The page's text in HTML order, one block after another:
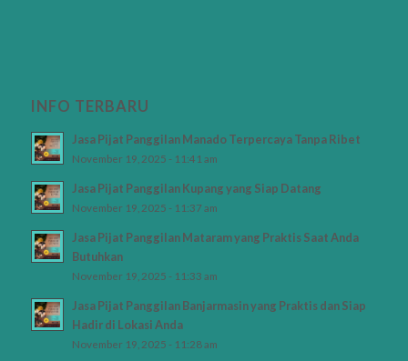
INFO TERBARU
Jasa Pijat Panggilan Manado Terpercaya Tanpa Ribet
November 19, 2025 - 11:41 am
Jasa Pijat Panggilan Kupang yang Siap Datang
November 19, 2025 - 11:37 am
Jasa Pijat Panggilan Mataram yang Praktis Saat Anda
Butuhkan
November 19, 2025 - 11:33 am
Jasa Pijat Panggilan Banjarmasin yang Praktis dan Siap
Hadir di Lokasi Anda
November 19, 2025 - 11:28 am